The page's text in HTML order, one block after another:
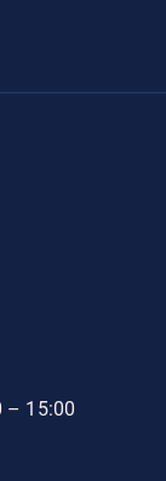
– 15:00